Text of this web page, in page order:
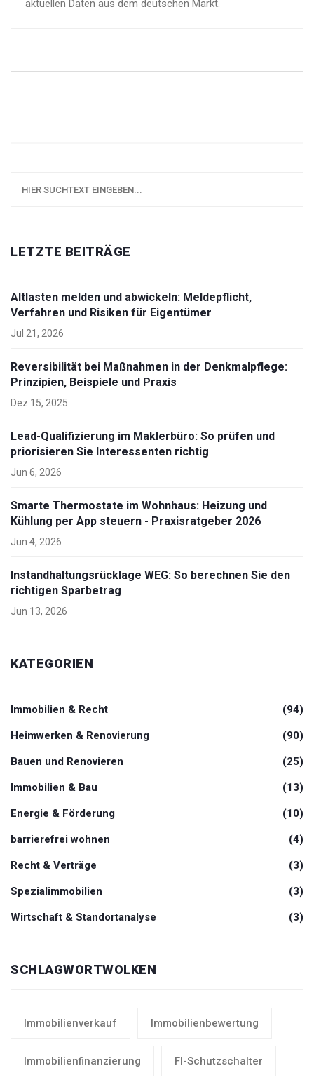
aktuellen Daten aus dem deutschen Markt.
LETZTE BEITRÄGE
Altlasten melden und abwickeln: Meldepflicht,
Verfahren und Risiken für Eigentümer
Jul 21, 2026
Reversibilität bei Maßnahmen in der Denkmalpflege:
Prinzipien, Beispiele und Praxis
Dez 15, 2025
Lead-Qualifizierung im Maklerbüro: So prüfen und
priorisieren Sie Interessenten richtig
Jun 6, 2026
Smarte Thermostate im Wohnhaus: Heizung und
Kühlung per App steuern - Praxisratgeber 2026
Jun 4, 2026
Instandhaltungsrücklage WEG: So berechnen Sie den
richtigen Sparbetrag
Jun 13, 2026
KATEGORIEN
Immobilien & Recht (94)
Heimwerken & Renovierung (90)
Bauen und Renovieren (25)
Immobilien & Bau (13)
Energie & Förderung (10)
barrierefrei wohnen (4)
Recht & Verträge (3)
Spezialimmobilien (3)
Wirtschaft & Standortanalyse (3)
SCHLAGWORTWOLKEN
Immobilienverkauf Immobilienbewertung
Immobilienfinanzierung FI-Schutzschalter